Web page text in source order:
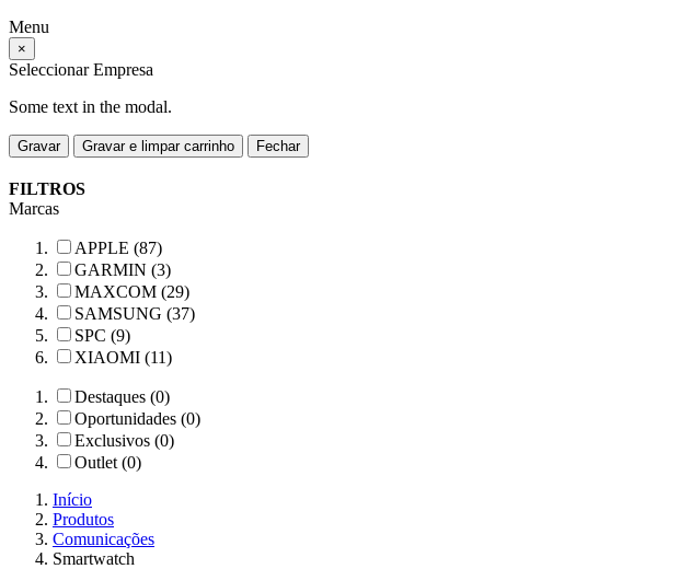
Menu
×
Seleccionar Empresa
Some text in the modal.
Gravar Gravar e limpar carrinho Fechar
FILTROS
Marcas
APPLE (87)
GARMIN (3)
MAXCOM (29)
SAMSUNG (37)
SPC (9)
XIAOMI (11)
Destaques (0)
Oportunidades (0)
Exclusivos (0)
Outlet (0)
Início
Produtos
Comunicações
Smartwatch